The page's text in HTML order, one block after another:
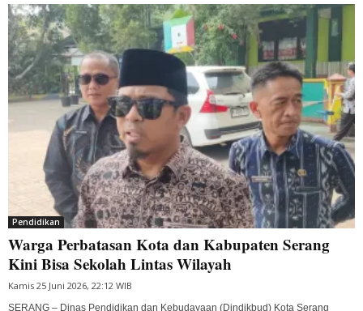
Pendidikan
Warga Perbatasan Kota dan Kabupaten Serang
Kini Bisa Sekolah Lintas Wilayah
Kamis 25 Juni 2026, 22:12 WIB
SERANG – Dinas Pendidikan dan Kebudayaan (Dindikbud) Kota Serang